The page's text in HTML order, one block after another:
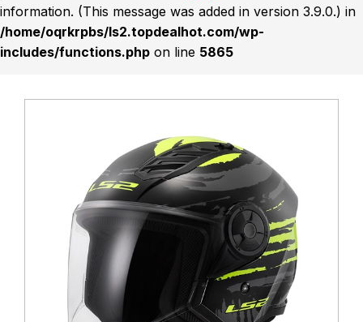
information. (This message was added in version 3.9.0.) in
/home/oqrkrpbs/ls2.topdealhot.com/wp-
includes/functions.php on line 5865